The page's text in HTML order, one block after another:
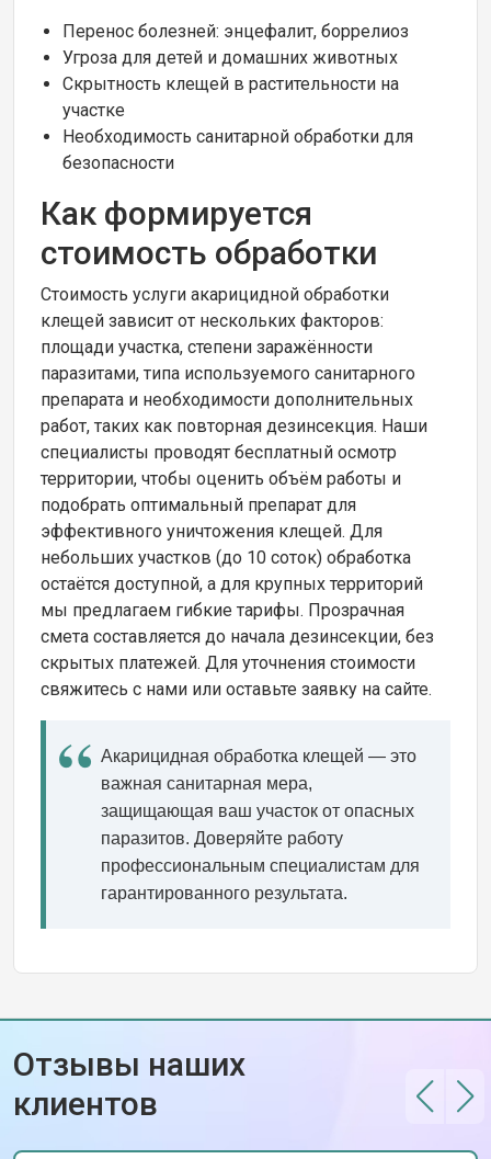
Перенос болезней: энцефалит, боррелиоз
Угроза для детей и домашних животных
Скрытность клещей в растительности на
участке
Необходимость санитарной обработки для
безопасности
Как формируется
стоимость обработки
Стоимость услуги акарицидной обработки
клещей зависит от нескольких факторов:
площади участка, степени заражённости
паразитами, типа используемого санитарного
препарата и необходимости дополнительных
работ, таких как повторная дезинсекция. Наши
специалисты проводят бесплатный осмотр
территории, чтобы оценить объём работы и
подобрать оптимальный препарат для
эффективного уничтожения клещей. Для
небольших участков (до 10 соток) обработка
остаётся доступной, а для крупных территорий
мы предлагаем гибкие тарифы. Прозрачная
смета составляется до начала дезинсекции, без
скрытых платежей. Для уточнения стоимости
свяжитесь с нами или оставьте заявку на сайте.
Акарицидная обработка клещей — это
важная санитарная мера,
защищающая ваш участок от опасных
паразитов. Доверяйте работу
профессиональным специалистам для
гарантированного результата.
Отзывы наших
клиентов